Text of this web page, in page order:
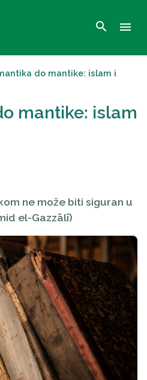
search menu
do mantike: islam i
mantike: islam
ne može biti siguran u
el-Gazzālī)